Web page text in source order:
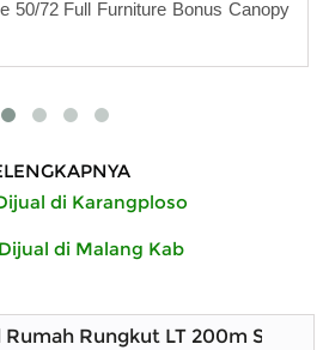
50/72 Full Furniture Bonus Canopy
di Karangploso
di Malang Kab
Rumah Rungkut LT 200m